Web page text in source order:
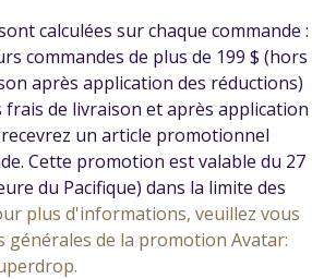
calculées sur chaque commande :
commandes de plus de 199 $ (hors
après application des réductions)
frais de livraison et après application
un article promotionnel
Cette promotion est valable du 27
du Pacifique) dans la limite des
plus d'informations, veuillez vous
de la promotion Avatar: